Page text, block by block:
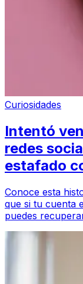
Curiosidades
Intentó
redes
estafado
Conoce esta
que si tu cuenta
puedes